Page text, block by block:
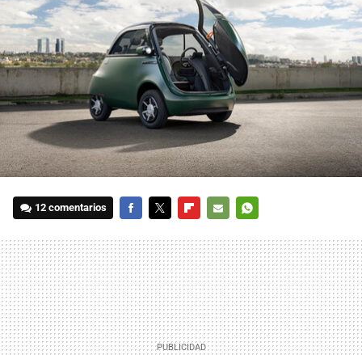
12 comentarios
MAIL